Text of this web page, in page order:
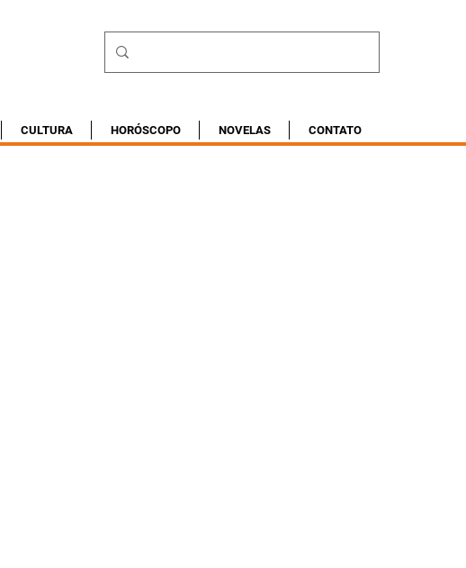
CULTURA HORÓSCOPO NOVELAS CONTATO